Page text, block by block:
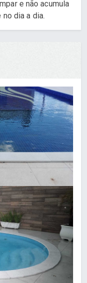
e não acumula
dia a dia.